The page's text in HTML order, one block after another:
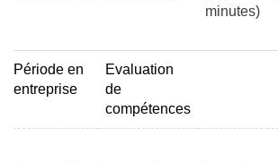
minutes)
Période en
entreprise
Evaluation
de
compétences